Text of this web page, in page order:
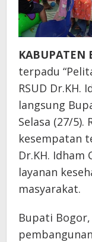
KABUPATEN
terpadu
RSUD Dr.KH.
langsung
Selasa (27/5).
kesempatan
Dr.KH.
layanan
masyarakat.
Bupati